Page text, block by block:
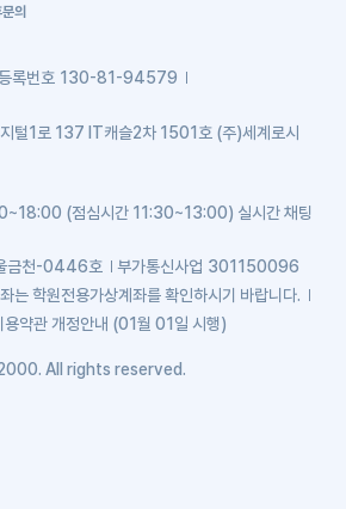
의
록번호 130-81-94579
털1로 137 IT캐슬2차 1501호 (주)세계로시
(점심시간 11:30~13:00) 실시간 채팅
금천-0446호 부가통신사업 301150096
학원전용가상계좌를 확인하시기 바랍니다.
용약관 개정안내 (01월 01일 시행)
All rights reserved.